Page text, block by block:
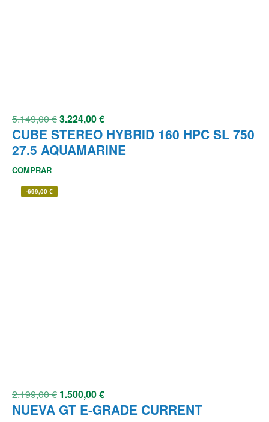
5.149,00€3.224,00€
CUBE STEREO HYBRID 160 HPC SL 750
27.5 AQUAMARINE
COMPRAR
-699,00 €
2.199,00€ 1.500,00€
NUEVA GT E-GRADE CURRENT